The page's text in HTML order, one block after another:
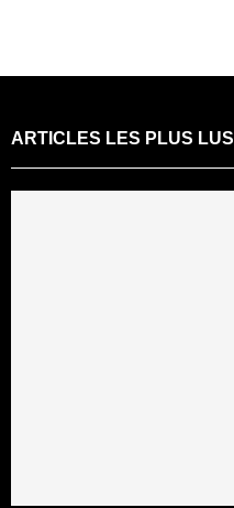
ARTICLES LES PLUS LUS